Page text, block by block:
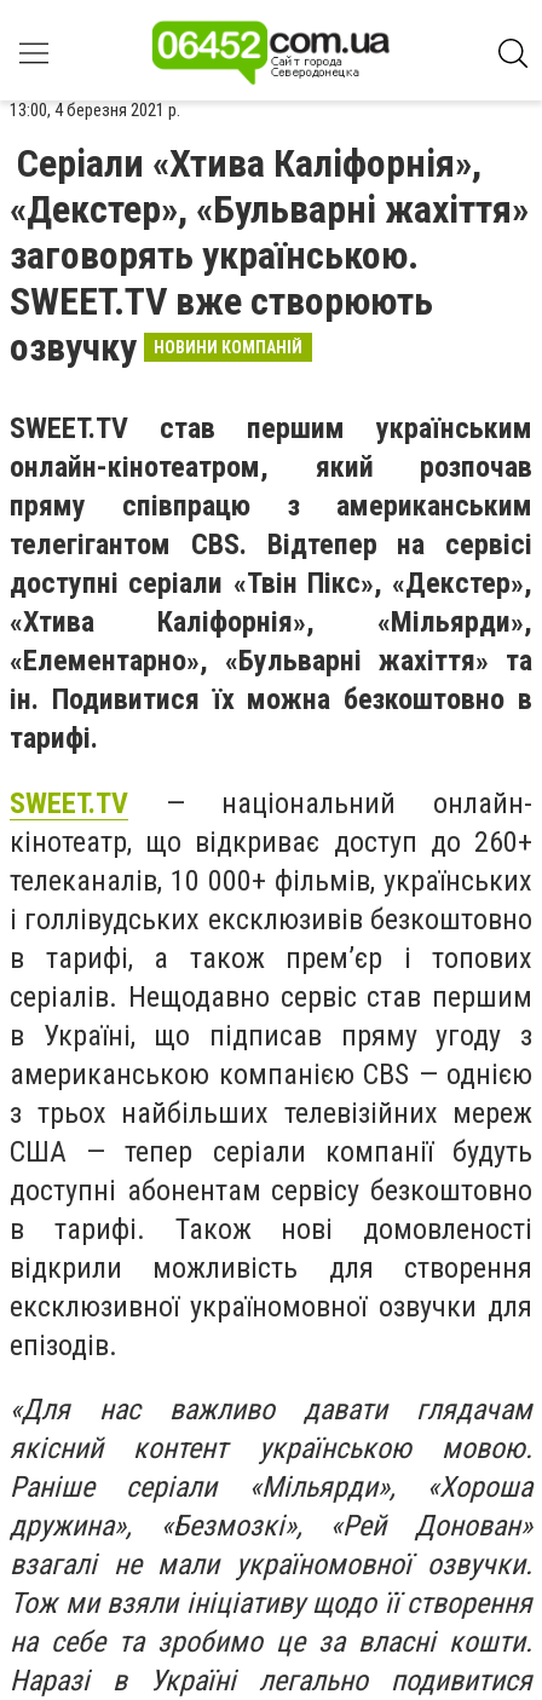
13:00, 4 березня 2021 р.
Серіали «Хтива Каліфорнія»,
«Декстер», «Бульварні жахіття»
заговорять українською.
SWEET.TV вже створюють
озвучку
НОВИНИ КОМПАНІЙ
SWEET.TV став першим українським
онлайн-кінотеатром, який розпочав
пряму співпрацю з американським
телегігантом CBS. Відтепер на сервісі
доступні серіали «Твін Пікс», «Декстер»,
«Хтива Каліфорнія», «Мільярди»,
«Елементарно», «Бульварні жахіття» та
ін. Подивитися їх можна безкоштовно в
тарифі.
SWEET.TV — національний онлайн-
кінотеатр, що відкриває доступ до 260+
телеканалів, 10 000+ фільмів, українських
і голлівудських ексклюзивів безкоштовно
в тарифі, а також прем’єр і топових
серіалів. Нещодавно сервіс став першим
в Україні, що підписав пряму угоду з
американською компанією CBS — однією
з трьох найбільших телевізійних мереж
США — тепер серіали компанії будуть
доступні абонентам сервісу безкоштовно
в тарифі. Також нові домовленості
відкрили можливість для створення
ексклюзивної україномовної озвучки для
епізодів.
«Для нас важливо давати глядачам
якісний контент українською мовою.
Раніше серіали «Мільярди», «Хороша
дружина», «Безмозкі», «Рей Донован»
взагалі не мали україномовної озвучки.
Тож ми взяли ініціативу щодо її створення
на себе та зробимо це за власні кошти.
Наразі в Україні легально подивитися